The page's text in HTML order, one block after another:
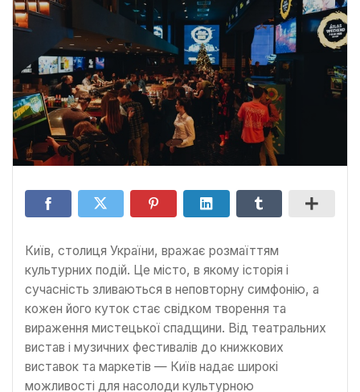
Київ, столиця України, вражає розмаїттям
культурних подій. Це місто, в якому історія і
сучасність зливаються в неповторну симфонію, а
кожен його куток стає свідком творення та
вираження мистецької спадщини. Від театральних
вистав і музичних фестивалів до книжкових
виставок та маркетів — Київ надає широкі
можливості для насолоди культурною